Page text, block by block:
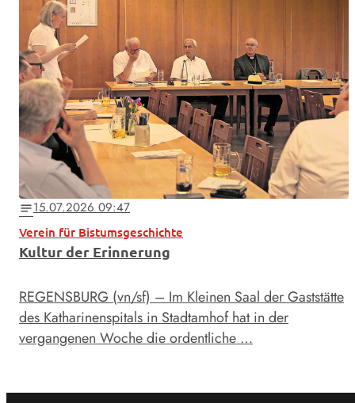
notes15.07.2026 09:47
Verein für Bistumsgeschichte
Kultur der Erinnerung
REGENSBURG (vn/sf) – Im Kleinen Saal der Gaststätte
des Katharinenspitals in Stadtamhof hat in der
vergangenen Woche die ordentliche …